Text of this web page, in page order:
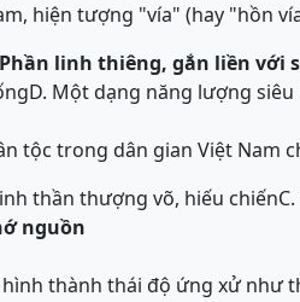
hiện tượng "vía" (hay "hồn
Phần linh thiêng, gắn liền với
D. Một dạng năng lượng siêu
tộc trong dân gian Việt Nam
thần thượng võ, hiếu chiến
nguồn
thành thái độ ứng xử như